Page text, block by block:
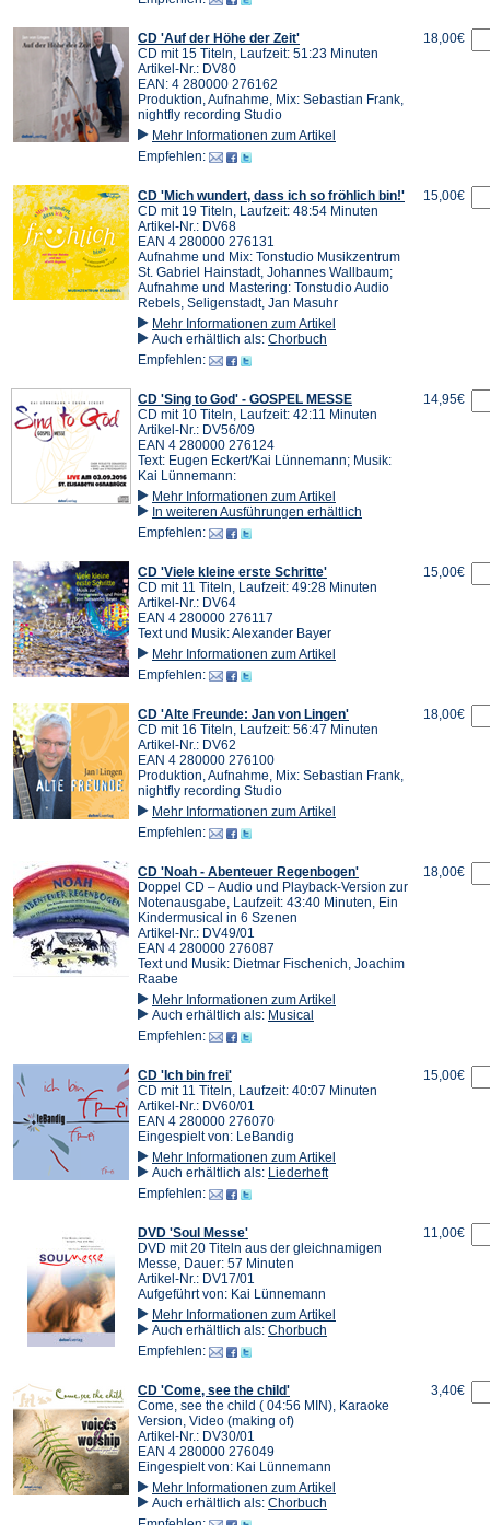
CD 'Auf der Höhe der Zeit'
CD mit 15 Titeln, Laufzeit: 51:23 Minuten
Artikel-Nr.: DV80
EAN: 4 280000 276162
Produktion, Aufnahme, Mix: Sebastian Frank,
nightfly recording Studio
Mehr Informationen zum Artikel
Empfehlen:
18,00€
CD 'Mich wundert, dass ich so fröhlich bin!'
CD mit 19 Titeln, Laufzeit: 48:54 Minuten
Artikel-Nr.: DV68
EAN 4 280000 276131
Aufnahme und Mix: Tonstudio Musikzentrum
St. Gabriel Hainstadt, Johannes Wallbaum;
Aufnahme und Mastering: Tonstudio Audio
Rebels, Seligenstadt, Jan Masuhr
Mehr Informationen zum Artikel
Auch erhältlich als: Chorbuch
Empfehlen:
15,00€
CD 'Sing to God' - GOSPEL MESSE
CD mit 10 Titeln, Laufzeit: 42:11 Minuten
Artikel-Nr.: DV56/09
EAN 4 280000 276124
Text: Eugen Eckert/Kai Lünnemann; Musik:
Kai Lünnemann:
Mehr Informationen zum Artikel
In weiteren Ausführungen erhältlich
Empfehlen:
14,95€
CD 'Viele kleine erste Schritte'
CD mit 11 Titeln, Laufzeit: 49:28 Minuten
Artikel-Nr.: DV64
EAN 4 280000 276117
Text und Musik: Alexander Bayer
Mehr Informationen zum Artikel
Empfehlen:
15,00€
CD 'Alte Freunde: Jan von Lingen'
CD mit 16 Titeln, Laufzeit: 56:47 Minuten
Artikel-Nr.: DV62
EAN 4 280000 276100
Produktion, Aufnahme, Mix: Sebastian Frank,
nightfly recording Studio
Mehr Informationen zum Artikel
Empfehlen:
18,00€
CD 'Noah - Abenteuer Regenbogen'
Doppel CD – Audio und Playback-Version zur
Notenausgabe, Laufzeit: 43:40 Minuten, Ein
Kindermusical in 6 Szenen
Artikel-Nr.: DV49/01
EAN 4 280000 276087
Text und Musik: Dietmar Fischenich, Joachim
Raabe
Mehr Informationen zum Artikel
Auch erhältlich als: Musical
Empfehlen:
18,00€
CD 'Ich bin frei'
CD mit 11 Titeln, Laufzeit: 40:07 Minuten
Artikel-Nr.: DV60/01
EAN 4 280000 276070
Eingespielt von: LeBandig
Mehr Informationen zum Artikel
Auch erhältlich als: Liederheft
Empfehlen:
15,00€
DVD 'Soul Messe'
DVD mit 20 Titeln aus der gleichnamigen
Messe, Dauer: 57 Minuten
Artikel-Nr.: DV17/01
Aufgeführt von: Kai Lünnemann
Mehr Informationen zum Artikel
Auch erhältlich als: Chorbuch
Empfehlen:
11,00€
CD 'Come, see the child'
Come, see the child ( 04:56 MIN), Karaoke
Version, Video (making of)
Artikel-Nr.: DV30/01
EAN 4 280000 276049
Eingespielt von: Kai Lünnemann
Mehr Informationen zum Artikel
Auch erhältlich als: Chorbuch
3,40€